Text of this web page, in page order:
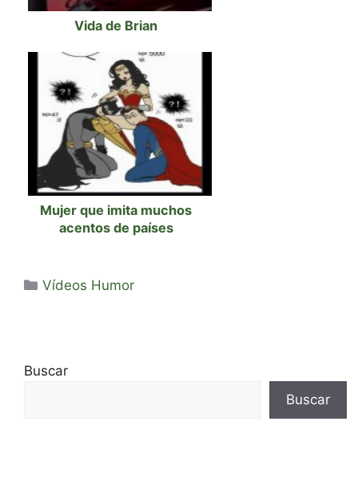
Vida de Brian
Mujer que imita muchos
acentos de países
Categorías
Vídeos Humor
Buscar
Buscar